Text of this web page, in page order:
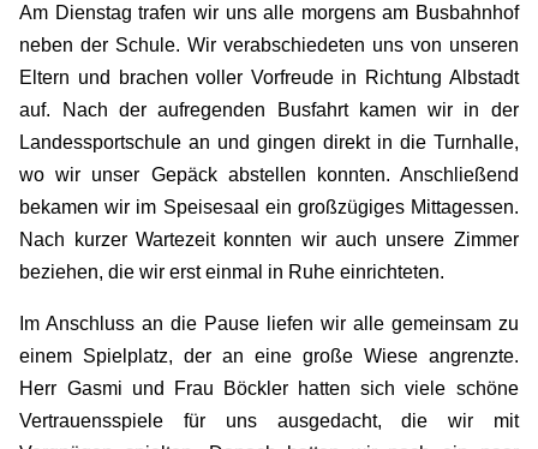
Am Dienstag trafen wir uns alle morgens am Busbahnhof
neben der Schule. Wir verabschiedeten uns von unseren
Eltern und brachen voller Vorfreude in Richtung Albstadt
auf. Nach der aufregenden Busfahrt kamen wir in der
Landessportschule an und gingen direkt in die Turnhalle,
wo wir unser Gepäck abstellen konnten. Anschließend
bekamen wir im Speisesaal ein großzügiges Mittagessen.
Nach kurzer Wartezeit konnten wir auch unsere Zimmer
beziehen, die wir erst einmal in Ruhe einrichteten.
Im Anschluss an die Pause liefen wir alle gemeinsam zu
einem Spielplatz, der an eine große Wiese angrenzte.
Herr Gasmi und Frau Böckler hatten sich viele schöne
Vertrauensspiele für uns ausgedacht, die wir mit